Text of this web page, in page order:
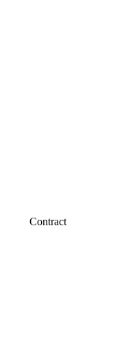
Contract